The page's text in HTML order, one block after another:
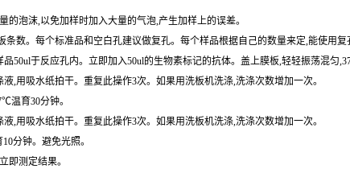
的泡沫,以免加样时加入大量的气泡,产生加样上的误差。
数。每个标准品和空白孔建议做复孔。每个样品根据自己的数量来定,能使用
50ul于反应孔内。立即加入50ul的生物素标记的抗体。盖上膜板,轻轻振荡混匀
,用吸水纸拍干。重复此操作3次。如果用洗板机洗涤,洗涤次数增加一次。
温育30分钟。
,用吸水纸拍干。重复此操作3次。如果用洗板机洗涤,洗涤次数增加一次。